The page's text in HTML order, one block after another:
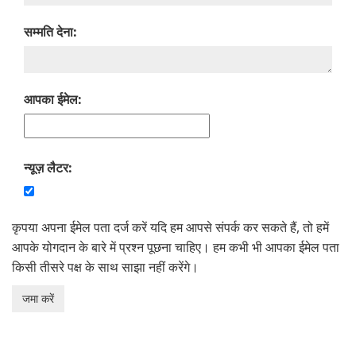
सम्‍मति देना:
आपका ईमेल:
न्यूज़ लैटर:
कृपया अपना ईमेल पता दर्ज करें यदि हम आपसे संपर्क कर सकते हैं, तो हमें
आपके योगदान के बारे में प्रश्न पूछना चाहिए। हम कभी भी आपका ईमेल पता
किसी तीसरे पक्ष के साथ साझा नहीं करेंगे।